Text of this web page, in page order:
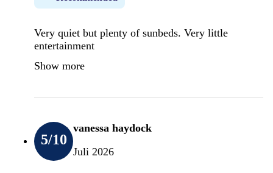
Very quiet but plenty of sunbeds. Very little
entertainment
Show more
5/10
vanessa haydock
Juli 2026